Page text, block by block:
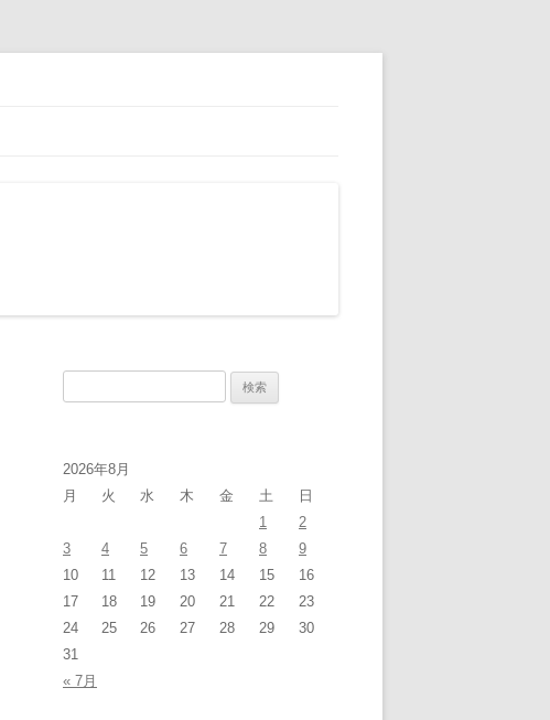
2026年8月
月
火 水 木 金 土
日
1
2
3
4 5 6 7 8
9
10
11 12 13 14 15
16
17
18 19 20 21 22
23
24
25 26 27 28 29
30
31
« 7月